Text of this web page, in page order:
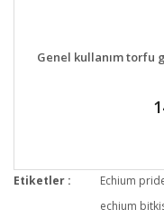
DETAYLAR
Genel kullanım torfu
Etiketler : Echium
echium